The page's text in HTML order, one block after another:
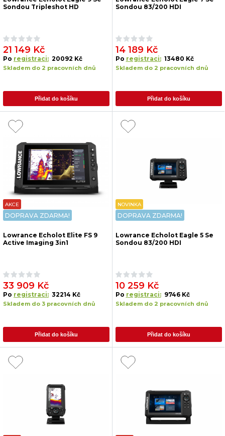
Sondou Tripleshot HD
21 149 Kč
Po registraci: 20092 Kč
Skladem do 2 pracovních dnů
Přidat do košíku
Sondou 83/200 HDI
14 189 Kč
Po registraci: 13480 Kč
Skladem do 2 pracovních dnů
Přidat do košíku
AKCE
DOPRAVA ZDARMA!
Lowrance Echolot Elite FS 9
Active Imaging 3in1
33 909 Kč
Po registraci: 32214 Kč
Skladem do 3 pracovních dnů
Přidat do košíku
NOVINKA
DOPRAVA ZDARMA!
Lowrance Echolot Eagle 5 Se
Sondou 83/200 HDI
10 259 Kč
Po registraci: 9746 Kč
Skladem do 2 pracovních dnů
Přidat do košíku